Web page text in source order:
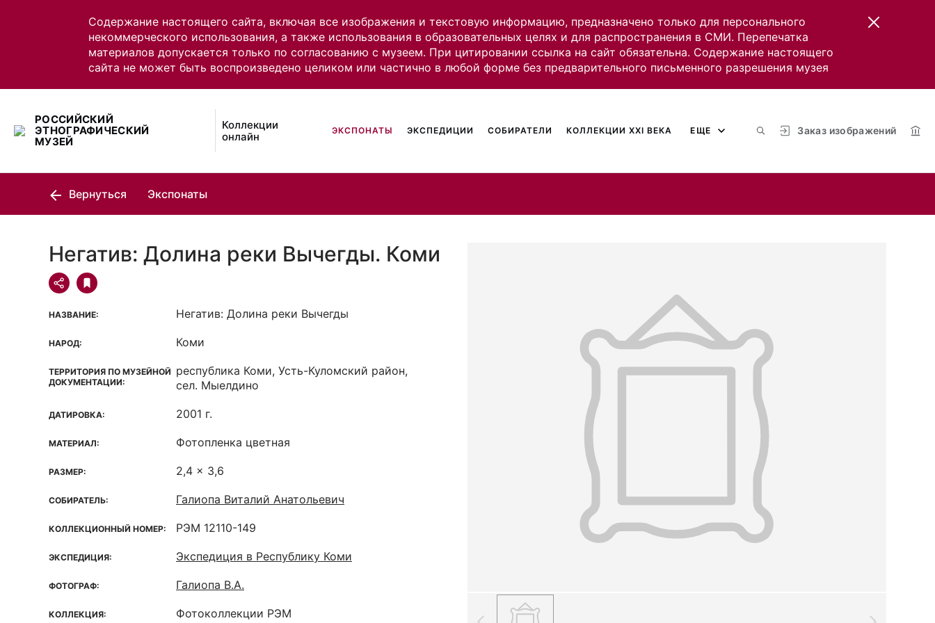
Содержание настоящего сайта, включая все изображения и текстовую информацию, предназначено только для персонального
некоммерческого использования, а также использования в образовательных целях и для распространения в СМИ. Перепечатка
материалов допускается только по согласованию с музеем. При цитировании ссылка на сайт обязательна. Содержание настоящего
сайта не может быть воспроизведено целиком или частично в любой форме без предварительного письменного разрешения музея
РОССИЙСКИЙ
ЭТНОГРАФИЧЕСКИЙ
МУЗЕЙ
Коллекции
онлайн
Заказ изображений
ЭКСПОНАТЫ ЭКСПЕДИЦИИ СОБИРАТЕЛИ КОЛЛЕКЦИИ XXI ВЕКА ЕЩЕ
Вернуться Экспонаты
Негатив: Долина реки Вычегды. Коми
НАЗВАНИЕ: Негатив: Долина реки Вычегды
НАРОД: Коми
ТЕРРИТОРИЯ ПО МУЗЕЙНОЙ
ДОКУМЕНТАЦИИ:
республика Коми, Усть-Куломский район,
сел. Мыелдино
ДАТИРОВКА: 2001 г.
МАТЕРИАЛ: Фотопленка цветная
РАЗМЕР: 2,4 x 3,6
СОБИРАТЕЛЬ: Галиопа Виталий Анатольевич
КОЛЛЕКЦИОННЫЙ НОМЕР: РЭМ 12110-149
ЭКСПЕДИЦИЯ: Экспедиция в Республику Коми
ФОТОГРАФ: Галиопа В.А.
КОЛЛЕКЦИЯ: Фотоколлекции РЭМ